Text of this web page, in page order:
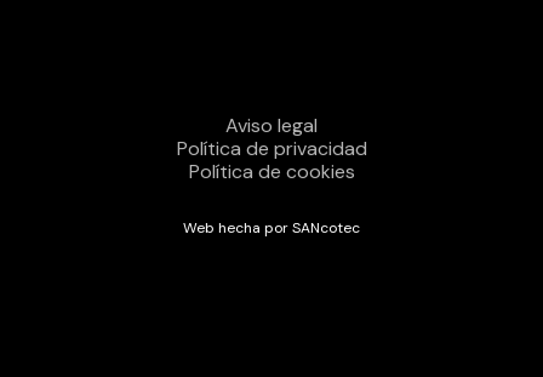
Aviso legal
Política de privacidad
Política de cookies
Web hecha por SANcotec